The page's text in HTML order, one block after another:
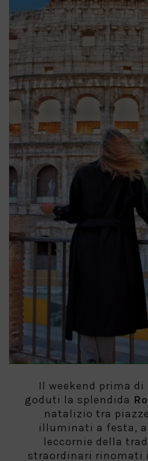
Il weekend prima
goduti la splendida
natalizio tra
illuminati a festa,
leccornie della
straordinari rinomati